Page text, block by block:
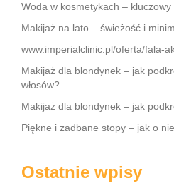
Woda w kosmetykach –
Makijaż na lato – świeżość i
www.imperialclinic.pl/oferta/fala-
Makijaż dla blondynek – jak
włosów?
Makijaż dla blondynek – jak
Piękne i zadbane stopy – jak o
Ostatnie wpisy